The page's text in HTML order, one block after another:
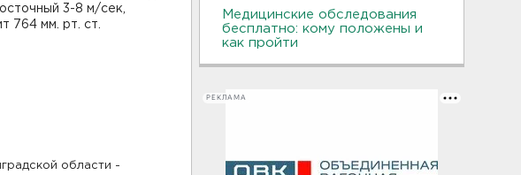
3-8 м/сек,
764 мм. рт. ст.
области -
Медицинские обследования
бесплатно: кому положены и
как пройти
РЕКЛАМА